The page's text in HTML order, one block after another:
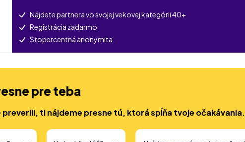
Nájdete partnera vo svojej vekovej kategórii 40+
Registrácia zadarmo
Stopercentná anonymita
pre teba
ti nájdeme presne tú, ktorá spĺňa tvoje očakávania.